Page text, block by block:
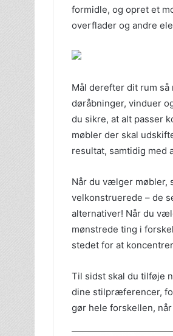
formidle, og opret et
overflader og andre
Mål derefter dit rum
døråbninger, vinduer
du sikre, at alt passer
møbler der skal
resultat, samtidig med
Når du vælger møbler,
velkonstruerede – de
alternativer! Når du
mønstrede ting i
stedet for at
Til sidst skal du tilføje
dine stilpræferencer,
gør hele forskellen,